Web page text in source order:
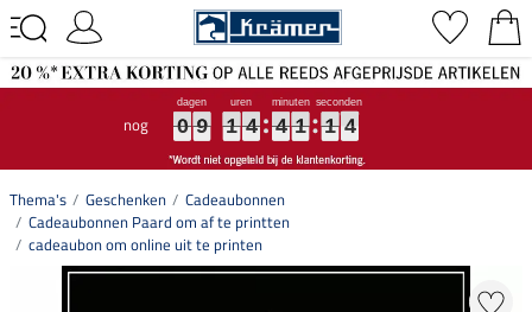
nog 0
0
0
0 9
9
9
9 1
1
1
1 4
4
4
4 4
4
4
4 1
1
1
1 1
1
1
1 3
4
3
4
Thema's Geschenken
Cadeaubonnen
Cadeaubonnen Paard om af te printten
cadeaubon om online uit te printen